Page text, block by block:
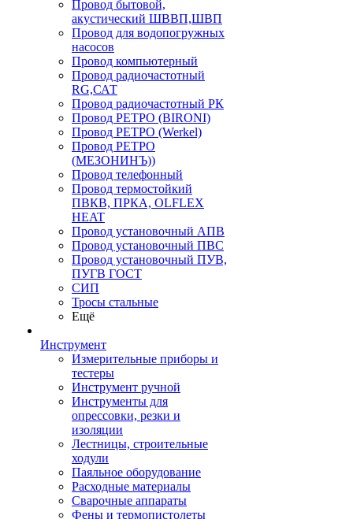
Провод бытовой,
акустический ШВВП,ШВП
Провод для водопогружных
насосов
Провод компьютерный
Провод радиочастотный
RG,САТ
Провод радиочастотный РК
Провод РЕТРО (BIRONI)
Провод РЕТРО (Werkel)
Провод РЕТРО
(МЕЗОНИНЪ))
Провод телефонный
Провод термостойкий
ПВКВ, ПРКА, OLFLEX
HEAT
Провод установочный АПВ
Провод установочный ПВС
Провод установочный ПУВ,
ПУГВ ГОСТ
СИП
Тросы стальные
Ещё
Инструмент
Измерительные приборы и
тестеры
Инструмент ручной
Инструменты для
опрессовки, резки и
изоляции
Лестницы, строительные
ходули
Паяльное оборудование
Расходные материалы
Сварочные аппараты
Фены и термопистолеты